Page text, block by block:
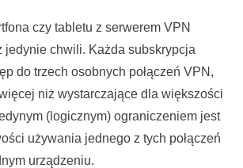
czy tabletu z serwerem VPN
jedynie chwili. Każda subskrypcja
do trzech osobnych połączeń VPN,
niż wystarczające dla większości
(logicznym) ograniczeniem jest
używania jednego z tych połączeń
urządzeniu.